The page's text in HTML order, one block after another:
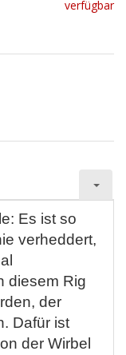
verfügbar
Es ist so
verheddert,
diesem Rig
der
Dafür ist
der Wirbel